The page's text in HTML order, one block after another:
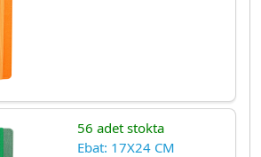
56 adet stokta
Ebat: 17X24 CM